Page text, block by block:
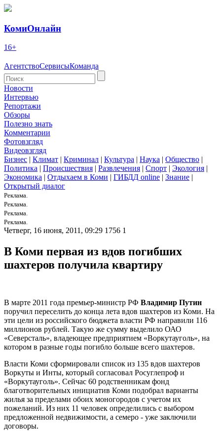
КомиОнлайн
16+
АгентствоСервисыКоманда
Новости
Интервью
Репортажи
Обзоры
Полезно знать
Комментарии
Фотовзгляд
Видеовзгляд
Бизнес | Климат | Криминал | Культура | Наука | Общество |
Политика | Происшествия | Развлечения | Спорт | Экология |
Экономика | Отдыхаем в Коми | ГИБДД online | Знание |
Открытый диалог
Реклама.
Реклама.
Реклама.
Реклама.
Четверг, 16 июня, 2011, 09:29 1756 1
В Коми первая из вдов погибших
шахтеров получила квартиру
В марте 2011 года премьер-министр РФ Владимир Путин
поручил переселить до конца лета вдов шахтеров из Коми. На
эти цели из российского бюджета власти РФ направили 116
миллионов рублей. Такую же сумму выделило ОАО
«Северсталь», владеющее предприятием «Воркутауголь», на
котором в разные годы погибло больше всего шахтеров.
Власти Коми сформировали список из 135 вдов шахтеров
Воркуты и Инты, который согласовал Росуглепроф и
«Воркутауголь». Сейчас 60 родственникам фонд
благотворительных инициатив Коми подобрал варианты
жилья за пределами обоих моногородов с учетом их
пожеланий. Из них 11 человек определились с выбором
предложенной недвижимости, а семеро - уже заключили
договоры.